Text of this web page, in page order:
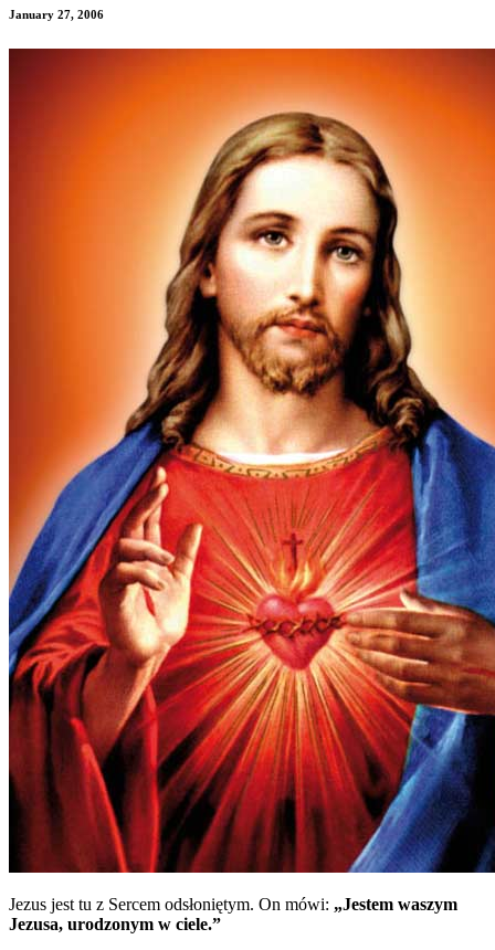
January 27, 2006
Jezus jest tu z Sercem odsłoniętym. On mówi: „Jestem waszym
Jezusa, urodzonym w ciele.”